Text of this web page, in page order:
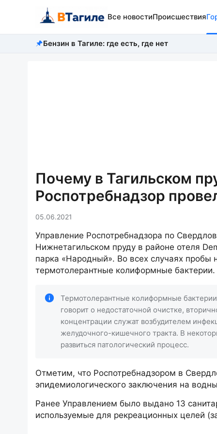
Все новостиПроисшествия
Бензин в Тагиле: где есть, где нет
Почему в Тагильском
Роспотребнадзор
05.06.2021
Управление Роспотребнадзора по
Нижнетагильском пруду в районе отеля
парка «Народный». Во всех случаях пробы
термотолерантные колиформные бактерии.
Термотолерантные колиформные
говорит о недостаточной очистке,
концентрации служат возбудителем
желудочного-кишечного тракта. В
развиться патологический процесс.
Отметим, что Роспотребнадзором в
эпидемиологического заключения на
Ранее Управлением было выдано 13
используемые для рекреационных целей